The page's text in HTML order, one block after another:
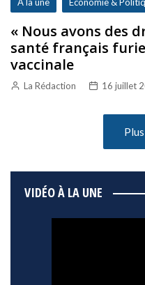
À la une Économie &
« Nous avons des
santé français
vaccinale
La Rédaction 16 juillet
VIDÉO À LA UNE